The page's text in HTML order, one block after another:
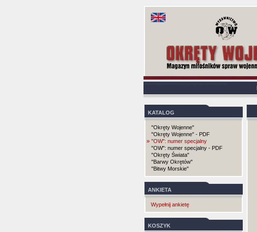
KATALOG
"Okręty Wojenne"
"Okręty Wojenne" - PDF
» "OW": numer specjalny
"OW": numer specjalny - PDF
"Okręty Świata"
"Barwy Okrętów"
"Bitwy Morskie"
ANKIETA
Wypełnij ankietę
KOSZYK